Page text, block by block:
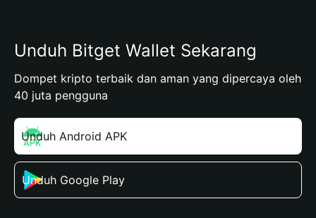
Unduh Bitget Wallet Sekarang
Dompet kripto terbaik dan aman yang dipercaya oleh
40 juta pengguna
Unduh Android APK
Unduh Google Play